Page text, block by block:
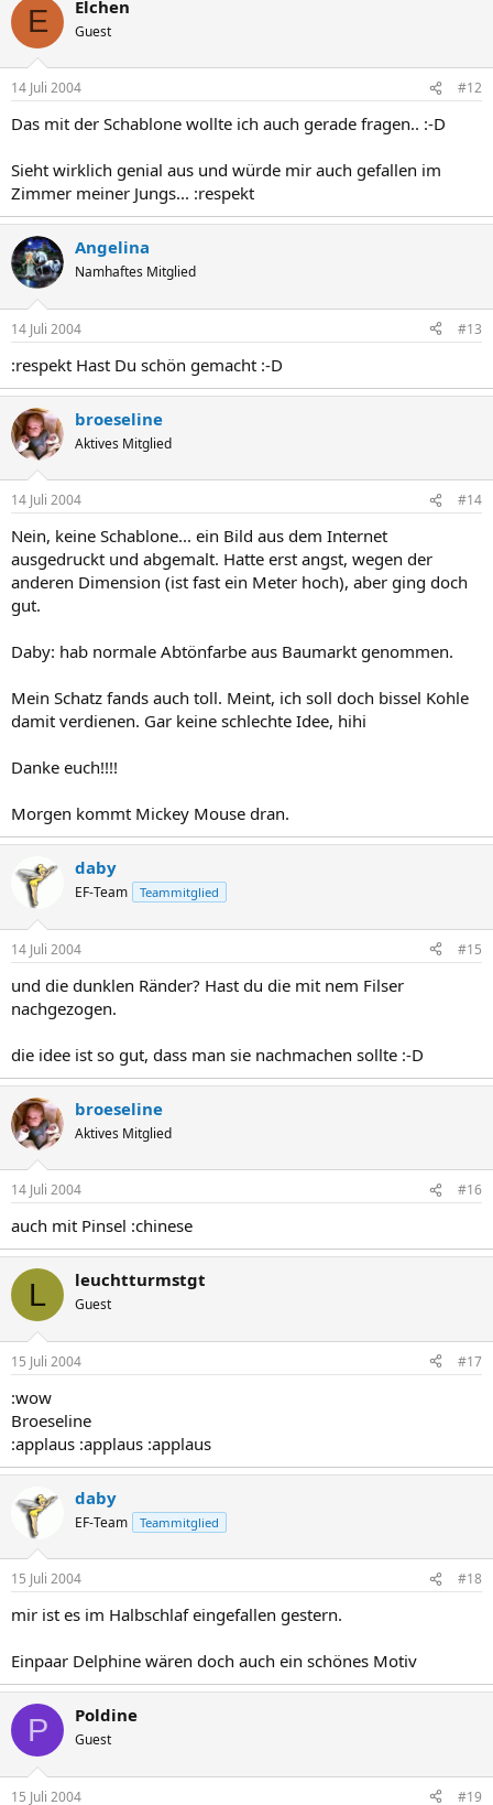
E Elchen
Guest
14 Juli 2004 #12
Das mit der Schablone wollte ich auch gerade fragen.. :-D
Sieht wirklich genial aus und würde mir auch gefallen im
Zimmer meiner Jungs... :respekt
Angelina
Namhaftes Mitglied
14 Juli 2004 #13
:respekt Hast Du schön gemacht :-D
broeseline
Aktives Mitglied
14 Juli 2004 #14
Nein, keine Schablone... ein Bild aus dem Internet
ausgedruckt und abgemalt. Hatte erst angst, wegen der
anderen Dimension (ist fast ein Meter hoch), aber ging doch
gut.
Daby: hab normale Abtönfarbe aus Baumarkt genommen.
Mein Schatz fands auch toll. Meint, ich soll doch bissel Kohle
damit verdienen. Gar keine schlechte Idee, hihi
Danke euch!!!!
Morgen kommt Mickey Mouse dran.
daby
EF-Team Teammitglied
14 Juli 2004 #15
und die dunklen Ränder? Hast du die mit nem Filser
nachgezogen.
die idee ist so gut, dass man sie nachmachen sollte :-D
broeseline
Aktives Mitglied
14 Juli 2004 #16
auch mit Pinsel :chinese
L leuchtturmstgt
Guest
15 Juli 2004 #17
:wow
Broeseline
:applaus :applaus :applaus
daby
EF-Team Teammitglied
15 Juli 2004 #18
mir ist es im Halbschlaf eingefallen gestern.
Einpaar Delphine wären doch auch ein schönes Motiv
P Poldine
Guest
15 Juli 2004 #19